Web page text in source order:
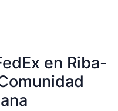
en Riba-